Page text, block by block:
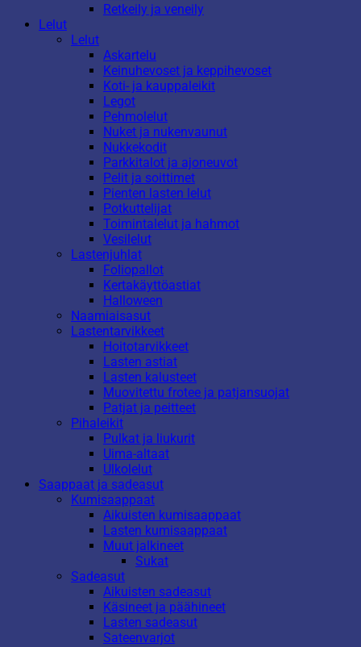
Retkeily ja veneily
Lelut
Lelut
Askartelu
Keinuhevoset ja keppihevoset
Koti- ja kauppaleikit
Legot
Pehmolelut
Nuket ja nukenvaunut
Nukkekodit
Parkkitalot ja ajoneuvot
Pelit ja soittimet
Pienten lasten lelut
Potkuttelijat
Toimintalelut ja hahmot
Vesilelut
Lastenjuhlat
Foliopallot
Kertakäyttöastiat
Halloween
Naamiaisasut
Lastentarvikkeet
Hoitotarvikkeet
Lasten astiat
Lasten kalusteet
Muovitettu frotee ja patjansuojat
Patjat ja peitteet
Pihaleikit
Pulkat ja liukurit
Uima-altaat
Ulkolelut
Saappaat ja sadeasut
Kumisaappaat
Aikuisten kumisaappaat
Lasten kumisaappaat
Muut jalkineet
Sukat
Sadeasut
Aikuisten sadeasut
Käsineet ja päähineet
Lasten sadeasut
Sateenvarjot